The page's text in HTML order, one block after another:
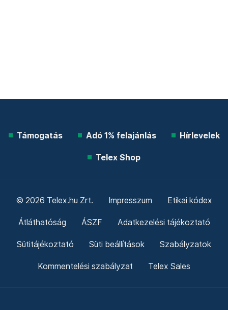
Támogatás Adó 1% felajánlás Hírlevelek
Telex Shop
© 2026 Telex.hu Zrt. Impresszum Etikai kódex
Átláthatóság ÁSZF Adatkezelési tájékoztató
Sütitájékoztató Süti beállítások Szabályzatok
Kommentelési szabályzat Telex Sales